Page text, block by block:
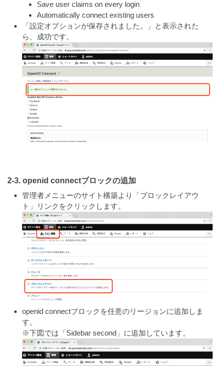
Save user claims on every login
Automatically connect existing users
「設定オプションが保存されました。」と表示された
ら、成功です。
2-3. openid connectブロックの追加
管理者メニューのサイト構築より「ブロックレイアウ
ト」リンクをクリックします。
openid connectブロックを任意のリージョンに追加しま
す。
※下図では「Sidebar second」に追加しています。